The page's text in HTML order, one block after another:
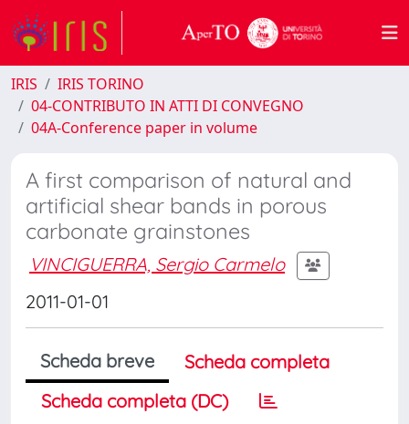
IRIS
IRIS TORINO
04-CONTRIBUTO IN ATTI DI CONVEGNO
04A-Conference paper in volume
A first comparison of natural and
artificial shear bands in porous
carbonate grainstones
VINCIGUERRA, Sergio Carmelo
2011-01-01
Scheda breve
Scheda completa
Scheda completa (DC)